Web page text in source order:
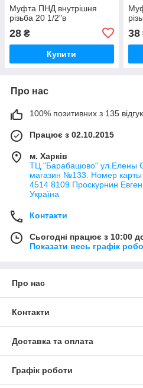
Муфта ПНД внутрішня
різьба 20 1/2"в
28 ₴
Купити
38
Про нас
100% позитивних з 135
Працює з 02.10.2015
м. Харків
ТЦ "Барабашово" ул.Елены
магазин №133. Номер карты
4514 8109 Проскурнин
Україна
Контакти
Сьогодні працює з 10:00
Показати весь графік
Про нас
Контакти
Доставка та оплата
Графік роботи